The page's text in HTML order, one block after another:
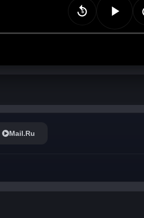
Mail.Ru